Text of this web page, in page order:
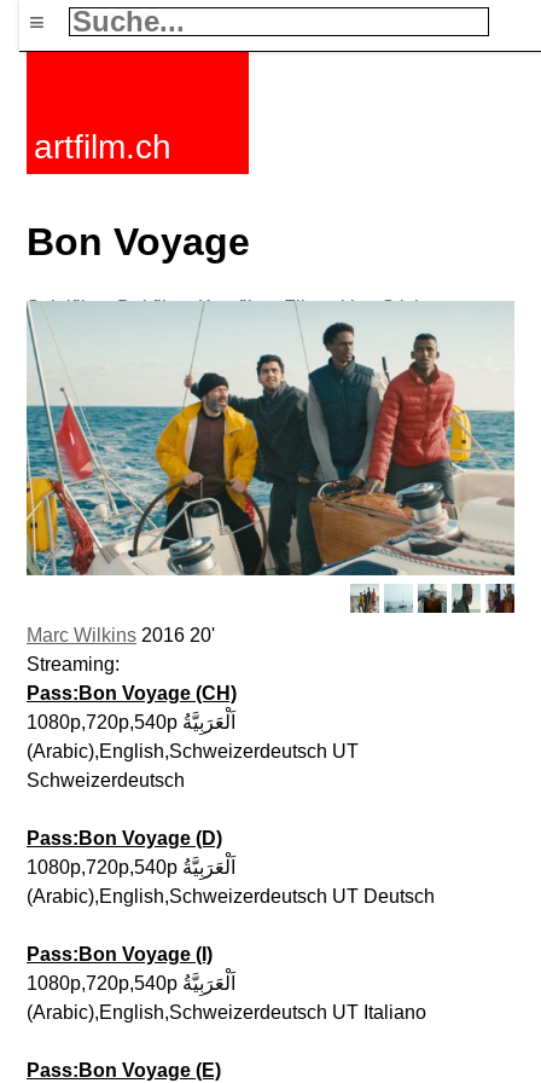
≡
artfilm.ch
Bon Voyage
Marc Wilkins 2016 20'
Streaming:
Pass:Bon Voyage (CH)
1080p,720p,540p اَلْعَرَبِيَّةُ
(Arabic),English,Schweizerdeutsch UT
Schweizerdeutsch
Pass:Bon Voyage (D)
1080p,720p,540p اَلْعَرَبِيَّةُ
(Arabic),English,Schweizerdeutsch UT Deutsch
Pass:Bon Voyage (I)
1080p,720p,540p اَلْعَرَبِيَّةُ
(Arabic),English,Schweizerdeutsch UT Italiano
Pass:Bon Voyage (E)
Spielfilme Dokfilme Kurzfilme Filmzyklen Stichworte
Nachrichten
F-Rated Kontakt Maillist
Warenkorb
AGB
Aktivieren Abo
216.73.216.163